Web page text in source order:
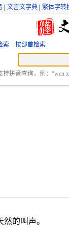
文言文字典 繁体字转
索 按部首检索
持拼音查询，例：“wen
的叫声。